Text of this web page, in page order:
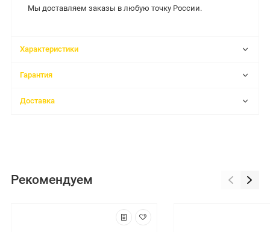
Мы доставляем заказы в любую точку России.
Характеристики
Гарантия
Доставка
Рекомендуем